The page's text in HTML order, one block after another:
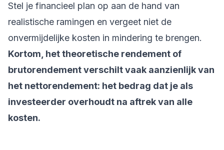
Stel je financieel plan op aan de hand van
realistische ramingen en vergeet niet de
onvermijdelijke kosten in mindering te brengen.
Kortom, het theoretische rendement of
brutorendement verschilt vaak aanzienlijk van
het nettorendement: het bedrag dat je als
investeerder overhoudt na aftrek van alle
kosten.